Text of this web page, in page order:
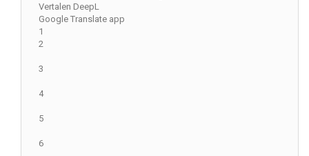
Vertalen DeepL
Google Translate app
1
2
3
4
5
6